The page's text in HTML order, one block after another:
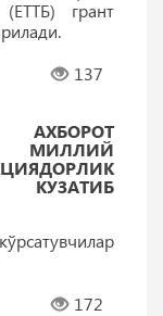
грант
137
АХБОРОТ
МИЛЛИЙ
КУЗАТИБ
172